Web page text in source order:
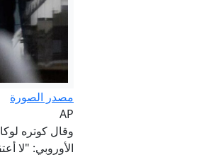
مصدر الصورة
AP
وقال كوتره
الأوروبي: "لا